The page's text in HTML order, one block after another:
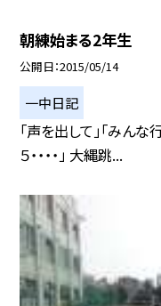
朝練始まる2年生
公開日 2015/05/14
一中日記
「声を出して」「みんな行
５・・・・」 大縄跳...